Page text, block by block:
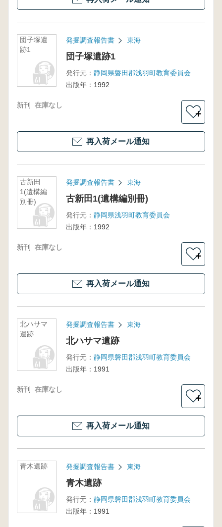
団子塚遺
跡1
発掘調査報告書 東海
団子塚遺跡1
発行元： 静岡県磐田郡浅羽町教育委員会
出版年： 1992
新刊 在庫なし
＋
再入荷メール通知
古新田
1(遺構編
別冊)
発掘調査報告書 東海
古新田1(遺構編別冊)
発行元： 静岡県浅羽町教育委員会
出版年： 1992
新刊 在庫なし
＋
再入荷メール通知
北ハサマ
遺跡
発掘調査報告書 東海
北ハサマ遺跡
発行元： 静岡県磐田郡浅羽町教育委員会
出版年： 1991
新刊 在庫なし
＋
再入荷メール通知
青木遺跡 発掘調査報告書 東海
青木遺跡
発行元： 静岡県磐田郡浅羽町教育委員会
出版年： 1991